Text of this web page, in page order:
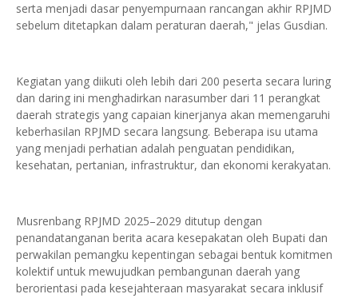
serta menjadi dasar penyempurnaan rancangan akhir RPJMD
sebelum ditetapkan dalam peraturan daerah," jelas Gusdian.
Kegiatan yang diikuti oleh lebih dari 200 peserta secara luring
dan daring ini menghadirkan narasumber dari 11 perangkat
daerah strategis yang capaian kinerjanya akan memengaruhi
keberhasilan RPJMD secara langsung. Beberapa isu utama
yang menjadi perhatian adalah penguatan pendidikan,
kesehatan, pertanian, infrastruktur, dan ekonomi kerakyatan.
Musrenbang RPJMD 2025–2029 ditutup dengan
penandatanganan berita acara kesepakatan oleh Bupati dan
perwakilan pemangku kepentingan sebagai bentuk komitmen
kolektif untuk mewujudkan pembangunan daerah yang
berorientasi pada kesejahteraan masyarakat secara inklusif